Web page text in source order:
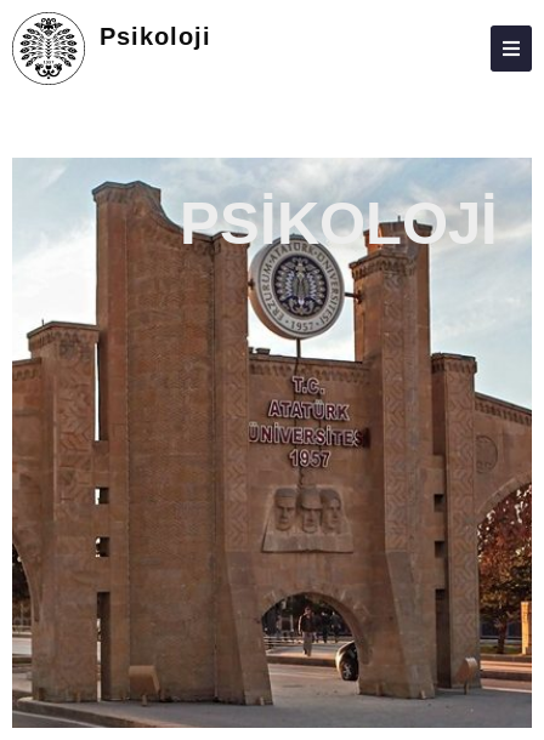
Psikoloji
KIŞILER
ADAY ÖĞRENCILER
İLETIŞIM
ANKETLER
AFET YÖNETIMI
PSİKOLOJİ